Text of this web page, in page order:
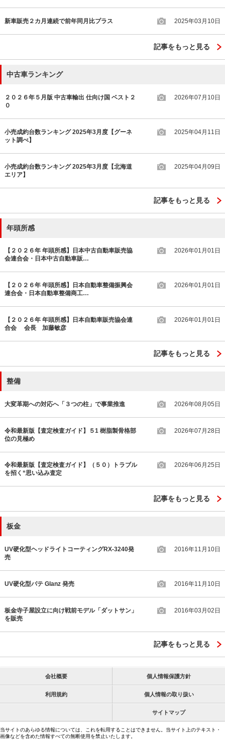
新車販売２カ月連続で前年同月比プラス 2025年03月10日
記事をもっと見る
中古車ランキング
２０２６年５月版 中古車輸出 仕向け国 ベスト２
０
2026年07月10日
小売成約台数ランキング 2025年3月度【グーネ
ット調べ】
2025年04月11日
小売成約台数ランキング 2025年3月度【北海道
エリア】
2025年04月09日
記事をもっと見る
年頭所感
【２０２６年 年頭所感】日本中古自動車販売協
会連合会・日本中古自動車販…
2026年01月01日
【２０２６年 年頭所感】日本自動車整備振興会
連合会・日本自動車整備商工…
2026年01月01日
【２０２６年 年頭所感】日本自動車販売協会連
合会 会長 加藤敏彦
2026年01月01日
記事をもっと見る
整備
大変革期への対応へ「３つの柱」で事業推進 2026年08月05日
令和最新版【査定検査ガイド】５1 樹脂製骨格部
位の見極め
2026年07月28日
令和最新版【査定検査ガイド】（５０）トラブル
を招く“思い込み査定
2026年06月25日
記事をもっと見る
板金
UV硬化型ヘッドライトコーティングRX-3240発
売
2016年11月10日
UV硬化型パテ Glanz 発売 2016年11月10日
板金寺子屋設立に向け戦前モデル「ダットサン」
を販売
2016年03月02日
記事をもっと見る
会社概要 個人情報保護方針
利用規約 個人情報の取り扱い
サイトマップ
当サイトのあらゆる情報については、これを転用することはできません。当サイト上のテキスト・
画像などを含めた情報すべての無断使用を禁止いたします。